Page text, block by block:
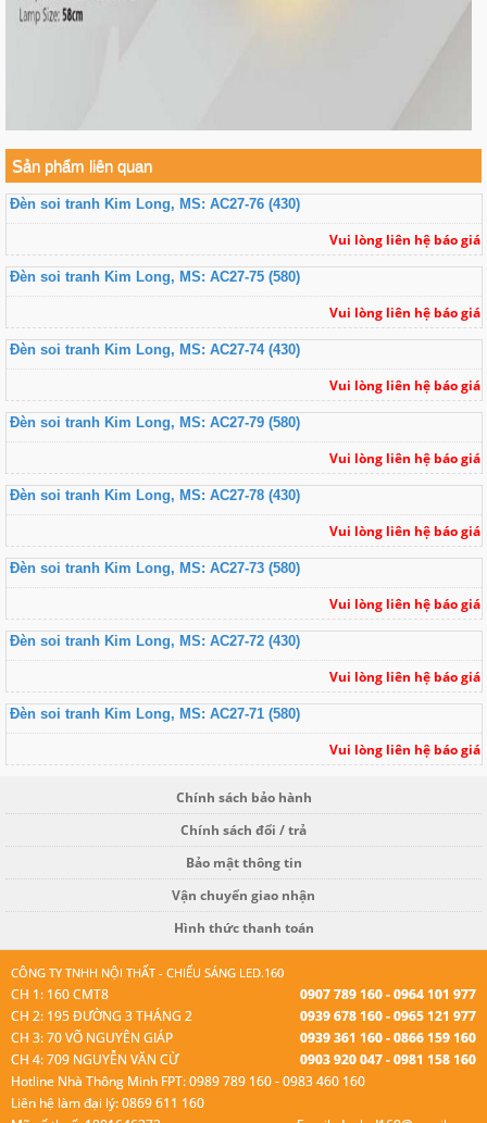
Sản phẩm liên quan
Đèn soi tranh Kim Long, MS: AC27-76 (430)
Vui lòng liên hệ báo giá
Đèn soi tranh Kim Long, MS: AC27-75 (580)
Vui lòng liên hệ báo giá
Đèn soi tranh Kim Long, MS: AC27-74 (430)
Vui lòng liên hệ báo giá
Đèn soi tranh Kim Long, MS: AC27-79 (580)
Vui lòng liên hệ báo giá
Đèn soi tranh Kim Long, MS: AC27-78 (430)
Vui lòng liên hệ báo giá
Đèn soi tranh Kim Long, MS: AC27-73 (580)
Vui lòng liên hệ báo giá
Đèn soi tranh Kim Long, MS: AC27-72 (430)
Vui lòng liên hệ báo giá
Đèn soi tranh Kim Long, MS: AC27-71 (580)
Vui lòng liên hệ báo giá
Chính sách bảo hành
Chính sách đổi / trả
Bảo mật thông tin
Vận chuyển giao nhận
Hình thức thanh toán
CÔNG TY TNHH NỘI THẤT - CHIẾU SÁNG LED.160
CH 1: 160 CMT8
0907 789 160 - 0964 101 977
CH 2: 195 ĐƯỜNG 3 THÁNG 2
0939 678 160 - 0965 121 977
CH 3: 70 VÕ NGUYÊN GIÁP
0939 361 160 - 0866 159 160
CH 4: 709 NGUYỄN VĂN CỪ
0903 920 047 - 0981 158 160
Hotline Nhà Thông Minh FPT: 0989 789 160 - 0983 460 160
Liên hệ làm đại lý: 0869 611 160